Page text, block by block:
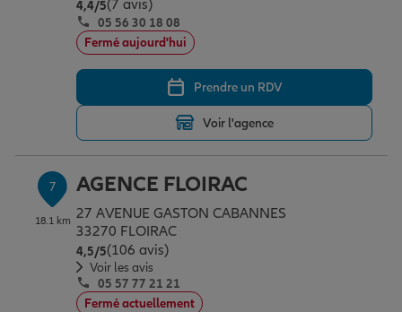
4,4/5Note de 4.4 sur 5
(7 avis)
05 56 30 18 08
Fermé aujourd'hui
Prendre un RDV
Voir l'agence
7
18.1 km
AGENCE FLOIRAC
27 AVENUE GASTON CABANNES
33270 FLOIRAC
4,5/5Note de 4.5 sur 5
(106 avis)
Voir les avis
05 57 77 21 21
Fermé actuellement